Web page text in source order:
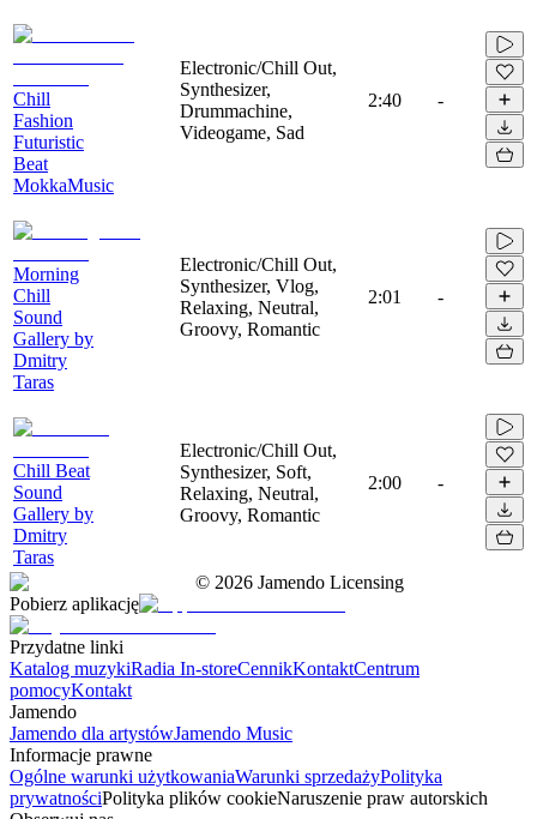
Chill
Fashion
Futuristic
Beat
MokkaMusic
Electronic/Chill Out,
Synthesizer,
Drummachine,
Videogame, Sad
2:40 -
Morning
Chill
Sound
Gallery by
Dmitry
Taras
Electronic/Chill Out,
Synthesizer, Vlog,
Relaxing, Neutral,
Groovy, Romantic
2:01 -
Chill Beat
Sound
Gallery by
Dmitry
Taras
Electronic/Chill Out,
Synthesizer, Soft,
Relaxing, Neutral,
Groovy, Romantic
2:00 -
© 2026 Jamendo Licensing
Pobierz aplikację
Przydatne linki
Katalog muzykiRadia In-storeCennikKontaktCentrum
pomocyKontakt
Jamendo
Jamendo dla artystówJamendo Music
Informacje prawne
Ogólne warunki użytkowaniaWarunki sprzedażyPolityka
prywatnościPolityka plików cookieNaruszenie praw autorskich